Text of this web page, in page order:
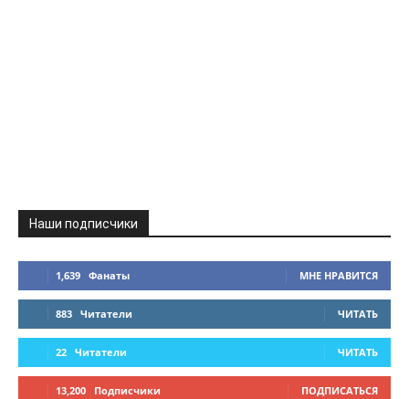
Наши подписчики
1,639 Фанаты МНЕ НРАВИТСЯ
883 Читатели ЧИТАТЬ
22 Читатели ЧИТАТЬ
13,200 Подписчики ПОДПИСАТЬСЯ